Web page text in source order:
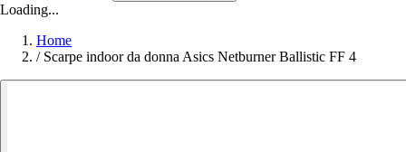
Loading...
Home
/ Scarpe indoor da donna Asics Netburner Ballistic FF 4